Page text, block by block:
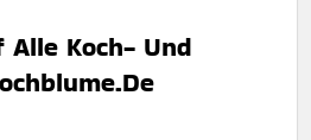
Alle Koch- Und